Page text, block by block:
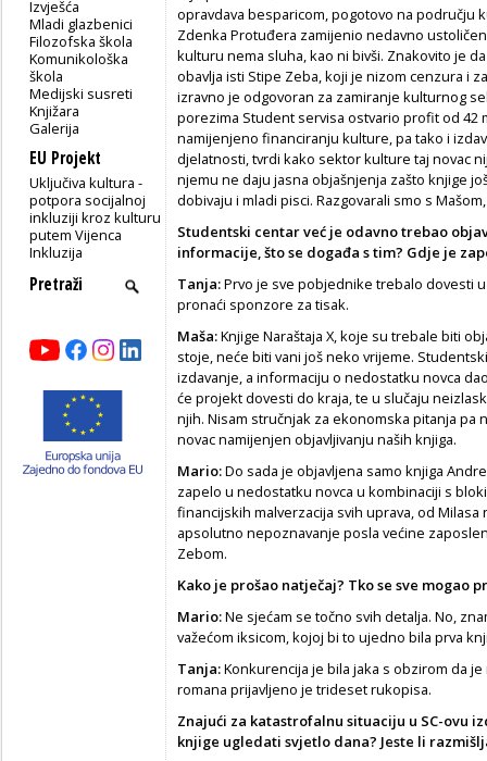
Izvješća
Mladi glazbenici
Filozofska škola
Komunikološka
škola
Medijski susreti
Knjižara
Galerija
EU Projekt
Uključiva kultura -
potpora socijalnoj
inkluziji kroz kulturu
putem Vijenca
Inkluzija
opravdava besparicom, pogotovo na području
Zdenka Protuđera zamijenio nedavno
kulturu nema sluha, kao ni bivši. Znakovito je
obavlja isti Stipe Zeba, koji je nizom cenzura i
izravno je odgovoran za zamiranje kulturnog
porezima Student servisa ostvario profit od 42
namijenjeno financiranju kulture, pa tako i
djelatnosti, tvrdi kako sektor kulture taj novac
njemu ne daju jasna objašnjenja zašto knjige
dobivaju i mladi pisci. Razgovarali smo s
Studentski centar već je odavno trebao
informacije, što se događa s tim? Gdje je
Tanja:Prvo je sve pobjednike trebalo dovesti
pronaći sponzore za tisak.
Maša:Knjige Naraštaja X, koje su trebale biti
stoje, neće biti vani još neko vrijeme.
izdavanje, a informaciju o nedostatku novca
će projekt dovesti do kraja, te u slučaju
njih. Nisam stručnjak za ekonomska pitanja pa
novac namijenjen objavljivanju naših knjiga.
Mario:Do sada je objavljena samo knjiga
zapelo u nedostatku novca u kombinaciji s
financijskih malverzacija svih uprava, od
apsolutno nepoznavanje posla većine
Zebom.
Kako je prošao natječaj? Tko se sve mogao
Mario:Ne sjećam se točno svih detalja. No,
važećom iksicom, kojoj bi to ujedno bila prva
Tanja:Konkurencija je bila jaka s obzirom da
romana prijavljeno je trideset rukopisa.
Znajući za katastrofalnu situaciju u SC-ovu
knjige ugledati svjetlo dana? Jeste li